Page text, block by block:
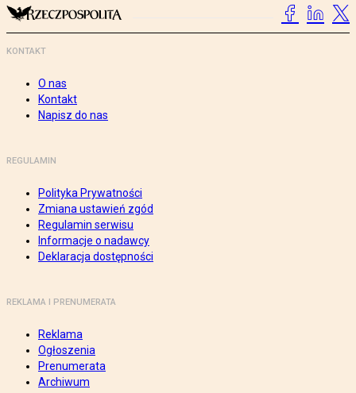
KONTAKT
O nas
Kontakt
Napisz do nas
REGULAMIN
Polityka Prywatności
Zmiana ustawień zgód
Regulamin serwisu
Informacje o nadawcy
Deklaracja dostępności
REKLAMA I PRENUMERATA
Reklama
Ogłoszenia
Prenumerata
Archiwum